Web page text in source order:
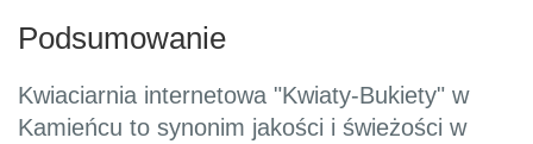
Podsumowanie
Kwiaciarnia internetowa "Kwiaty-Bukiety" w
Kamieńcu to synonim jakości i świeżości w